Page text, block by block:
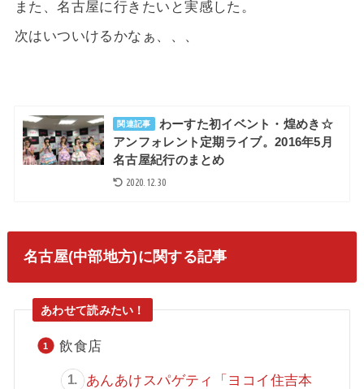
また、名古屋に行きたいと実感した。
次はいついけるかなぁ、、、
関連記事
わーすた初イベント・煌めき☆
アンフォレント定期ライブ。2016年5月
名古屋紀行のまとめ
2020.12.30
名古屋(中部地方)に関する記事
飲食店
あんあけスパゲティ「ヨコイ住吉本